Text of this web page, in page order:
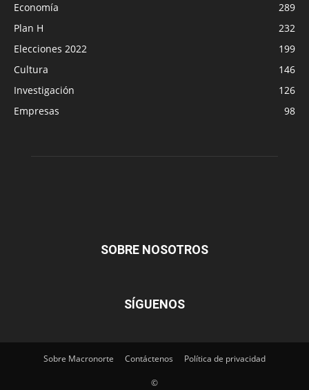
Economía
289
Plan H
232
Elecciones 2022
199
Cultura
146
Investigación
126
Empresas
98
SOBRE NOSOTROS
SÍGUENOS
Sobre Macronorte Contáctenos Política de privacidad
©